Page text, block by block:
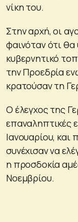
νίκη του.
Στην αρχή, οι
φαινόταν ότι
κυβερνητικό
την Προεδρία
κρατούσαν τη
Ο έλεγχος της
επαναληπτικές
Ιανουαρίου, και
συνέχισαν να
η προσδοκία
Νοεμβρίου.